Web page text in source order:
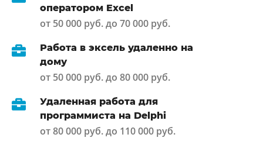
оператором Excel
от 50 000 руб. до 70 000 руб.
Работа в эксель удаленно на
дому
от 50 000 руб. до 80 000 руб.
Удаленная работа для
программиста на Delphi
от 80 000 руб. до 110 000 руб.